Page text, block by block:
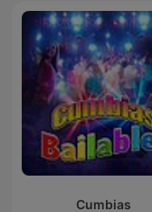
Cumbias